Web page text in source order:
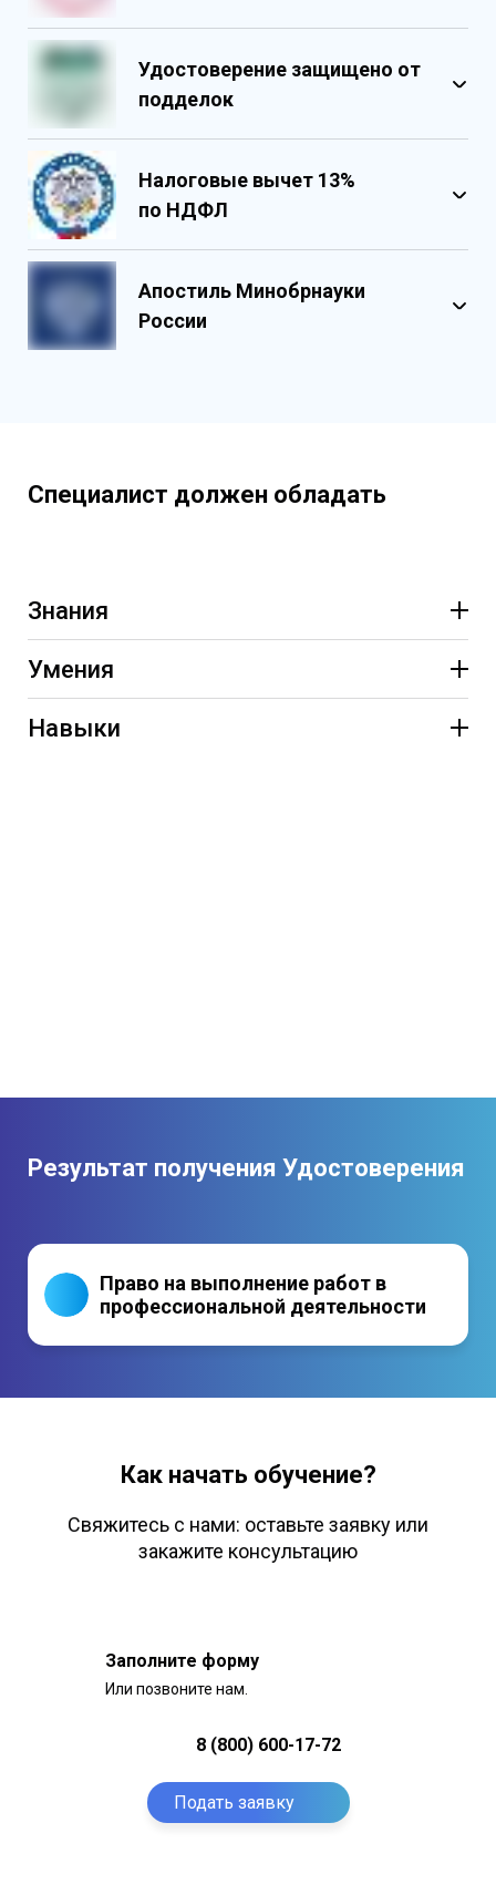
Удостоверение защищено от
подделок
защиты
Государственными реестровыми
элементы защиты
Налоговые вычет 13%
по НДФЛ
Апостиль Минобрнауки
России
Специалист должен обладать
Знания
Умения
Навыки
Результат получения Удостоверения
Право на выполнение работ в
профессиональной деятельности
Как начать обучение?
Свяжитесь с нами: оставьте заявку или
закажите консультацию
Заполните форму
Или позвоните нам.
8 (800) 600-17-72
Подать заявку